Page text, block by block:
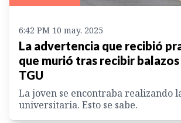
6:42 PM 10 may. 2025
La advertencia que recibió
que murió tras recibir balazos
TGU
La joven se encontraba realizando
universitaria. Esto se sabe.